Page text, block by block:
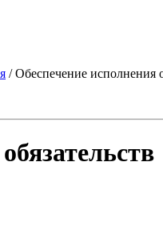
/ Обеспечение исполнения